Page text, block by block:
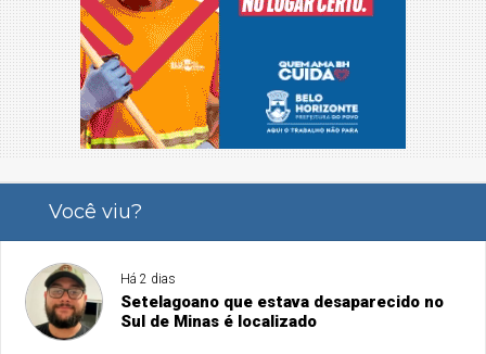
Você viu?
Há 2 dias
Setelagoano que estava desaparecido no
Sul de Minas é localizado